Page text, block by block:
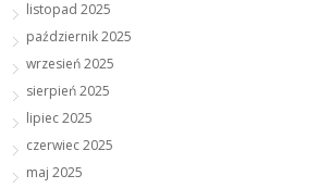
listopad 2025
październik 2025
wrzesień 2025
sierpień 2025
lipiec 2025
czerwiec 2025
maj 2025